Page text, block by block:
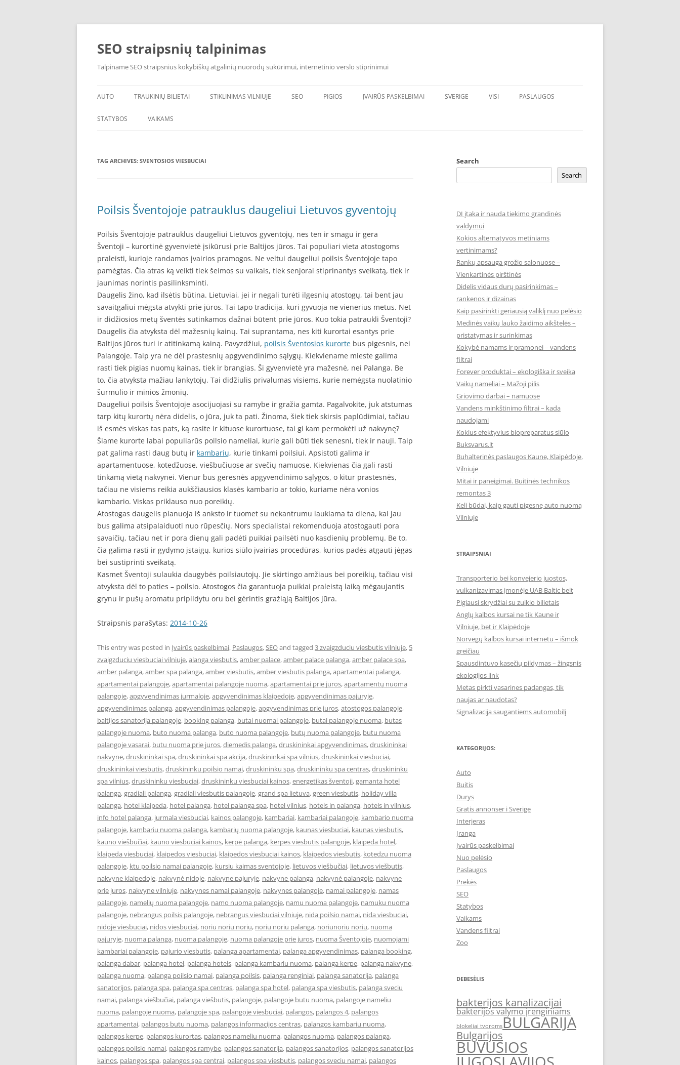
Skip
SEO straipsnių talpinimas
Talpiname SEO straipsnius kokybiškų atgalinių nuorodų sukūrimui, internetinio verslo stiprinimui
AUTO
AUTO SIGNALIZACIJA
TRAUKINIŲ BILIETAI STIKLINIMAS VILNIUJE SEO PIGIOS ĮVAIRŪS PASKELBIMAI SVERIGE VISI PASLAUGOS
STATYBOS VAIKAMS
TAG ARCHIVES: SVENTOSIOS VIESBUCIAI
Poilsis Šventojoje patrauklus daugeliui Lietuvos gyventojų
Poilsis Šventojoje patrauklus daugeliui Lietuvos gyventojų, nes ten ir smagu ir gera
Šventoji – kurortinė gyvenvietė įsikūrusi prie Baltijos jūros. Tai populiari vieta atostogoms
praleisti, kurioje randamos įvairios pramogos. Ne veltui daugeliui poilsis Šventojoje tapo
pamėgtas. Čia atras ką veikti tiek šeimos su vaikais, tiek senjorai stiprinantys sveikatą, tiek ir
jaunimas norintis pasilinksminti.
Daugelis žino, kad ilsėtis būtina. Lietuviai, jei ir negali turėti ilgesnių atostogų, tai bent jau
savaitgaliui mėgsta atvykti prie jūros. Tai tapo tradicija, kuri gyvuoja ne vienerius metus. Net
ir didžiosios metų šventės sutinkamos dažnai būtent prie jūros. Kuo tokia patraukli Šventoji?
Daugelis čia atvyksta dėl mažesnių kainų. Tai suprantama, nes kiti kurortai esantys prie
Baltijos jūros turi ir atitinkamą kainą. Pavyzdžiui, poilsis Šventosios kurorte bus pigesnis, nei
Palangoje. Taip yra ne dėl prastesnių apgyvendinimo sąlygų. Kiekviename mieste galima
rasti tiek pigias nuomų kainas, tiek ir brangias. Ši gyvenvietė yra mažesnė, nei Palanga. Be
to, čia atvyksta mažiau lankytojų. Tai didžiulis privalumas visiems, kurie nemėgsta nuolatinio
šurmulio ir minios žmonių.
Daugeliui poilsis Šventojoje asocijuojasi su ramybe ir gražia gamta. Pagalvokite, juk atstumas
tarp kitų kurortų nėra didelis, o jūra, juk ta pati. Žinoma, šiek tiek skirsis paplūdimiai, tačiau
iš esmės viskas tas pats, ką rasite ir kituose kurortuose, tai gi kam permokėti už nakvynę?
Šiame kurorte labai populiarūs poilsio nameliai, kurie gali būti tiek senesni, tiek ir nauji. Taip
pat galima rasti daug butų ir kambarių, kurie tinkami poilsiui. Apsistoti galima ir
apartamentuose, kotedžuose, viešbučiuose ar svečių namuose. Kiekvienas čia gali rasti
tinkamą vietą nakvynei. Vienur bus geresnės apgyvendinimo sąlygos, o kitur prastesnės,
tačiau ne visiems reikia aukščiausios klasės kambario ar tokio, kuriame nėra vonios
kambario. Viskas priklauso nuo poreikių.
Atostogas daugelis planuoja iš anksto ir tuomet su nekantrumu laukiama ta diena, kai jau
bus galima atsipalaiduoti nuo rūpesčių. Nors specialistai rekomenduoja atostogauti pora
savaičių, tačiau net ir pora dienų gali padėti puikiai pailsėti nuo kasdienių problemų. Be to,
čia galima rasti ir gydymo įstaigų, kurios siūlo įvairias procedūras, kurios padės atgauti jėgas
bei sustiprinti sveikatą.
Kasmet Šventoji sulaukia daugybės poilsiautojų. Jie skirtingo amžiaus bei poreikių, tačiau visi
atvyksta dėl to paties – poilsio. Atostogos čia garantuoja puikiai praleistą laiką mėgaujantis
grynu ir pušų aromatu pripildytu oru bei gėrintis gražiąją Baltijos jūra.
Straipsnis parašytas: 2014-10-26
This entry was posted in Įvairūs paskelbimai, Paslaugos,SEOand tagged 3 zvaigzduciu viesbutis vilniuje, 5
zvaigzduciu viesbuciai vilniuje,alanga viesbutis,amber palace,amber palace palanga,amber palace spa,
amber palanga,amber spa palanga,amber viesbutis,amber viesbutis palanga,apartamentai palanga,
apartamentai palangoje,apartamentai palangoje nuoma,apartamentai prie juros,apartamentų nuoma
palangoje,apgyvendinimas jurmaloje,apgyvendinimas klaipedoje,apgyvendinimas pajuryje,
apgyvendinimas palanga,apgyvendinimas palangoje,apgyvendinimas prie juros,atostogos palangoje,
baltijos sanatorija palangoje, booking palanga, butai nuomai palangoje, butai palangoje nuoma, butas
palangoje nuoma, buto nuoma palanga, buto nuoma palangoje, butų nuoma palangoje, butu nuoma
palangoje vasarai, butu nuoma prie juros,diemedis palanga,druskininkai apgyvendinimas,druskininkai
nakvyne,druskininkai spa,druskininkai spa akcija,druskininkai spa vilnius,druskininkai viesbuciai,
druskininkai viesbutis,druskininku poilsio namai,druskininku spa,druskininku spa centras,druskininku
spa vilnius,druskininku viesbuciai,druskininku viesbuciai kainos,energetikas šventoji,gamanta hotel
palanga,gradiali palanga,gradiali viesbutis palangoje,grand spa lietuva,green viesbutis, holiday villa
palanga, hotel klaipeda, hotel palanga, hotel palanga spa, hotel vilnius, hotels in palanga, hotels in vilnius,
info hotel palanga, jurmala viesbuciai, kainos palangoje, kambariai, kambariai palangoje, kambario nuoma
palangoje, kambariu nuoma palanga, kambarių nuoma palangoje, kaunas viesbuciai, kaunas viesbutis,
kauno viešbučiai, kauno viesbuciai kainos, kerpė palanga, kerpes viesbutis palangoje, klaipeda hotel,
klaipeda viesbuciai, klaipedos viesbuciai, klaipedos viesbuciai kainos, klaipedos viesbutis, kotedzu nuoma
palangoje, ktu poilsio namai palangoje, kursiu kaimas sventojoje, lietuvos viešbučiai, lietuvos viešbutis,
nakvyne klaipedoje, nakvynė nidoje, nakvyne pajuryje, nakvyne palanga, nakvynė palangoje, nakvyne
prie juros, nakvyne vilniuje, nakvynes namai palangoje, nakvynes palangoje, namai palangoje, namas
palangoje, namelių nuoma palangoje, namo nuoma palangoje, namu nuoma palangoje, namuku nuoma
palangoje, nebrangus poilsis palangoje, nebrangus viesbuciai vilniuje, nida poilsio namai, nida viesbuciai,
nidoje viesbuciai, nidos viesbuciai, noriu noriu noriu, noriu noriu palanga, noriunoriu noriu, nuoma
pajuryje, nuoma palanga, nuoma palangoje, nuoma palangoje prie juros, nuoma Šventojoje, nuomojami
kambariai palangoje, pajurio viesbutis, palanga apartamentai, palanga apgyvendinimas, palanga booking,
palanga dabar, palanga hotel, palanga hotels, palanga kambariu nuoma, palanga kerpe, palanga nakvyne,
palanga nuoma, palanga poilsio namai, palanga poilsis, palanga renginiai, palanga sanatorija, palanga
sanatorijos, palanga spa, palanga spa centras, palanga spa hotel, palanga spa viesbutis, palanga sveciu
namai, palanga viešbučiai, palanga viešbutis, palangoje, palangoje butu nuoma, palangoje nameliu
nuoma, palangoje nuoma, palangoje spa, palangoje viesbuciai, palangos, palangos 4, palangos
apartamentai, palangos butu nuoma, palangos informacijos centras, palangos kambariu nuoma,
palangos kerpe, palangos kurortas, palangos nameliu nuoma, palangos nuoma, palangos palanga,
palangos poilsio namai, palangos ramybe, palangos sanatorija, palangos sanatorijos, palangos sanatorijos
kainos, palangos spa, palangos spa centrai, palangos spa viesbutis, palangos sveciu namai, palangos
Search
Search
DI įtaka ir nauda tiekimo grandinės
valdymui
Kokios alternatyvos metiniams
vertinimams?
Rankų apsauga grožio salonuose –
Vienkartinės pirštinės
Didelis vidaus durų pasirinkimas –
rankenos ir dizainas
Kaip pasirinkti geriausią valiklį nuo pelėsio
Medinės vaikų lauko žaidimo aikštelės –
pristatymas ir surinkimas
Kokybė namams ir pramonei – vandens
filtrai
Forever produktai – ekologiška ir sveika
Vaikų nameliai – Mažoji pilis
Griovimo darbai – namuose
Vandens minkštinimo filtrai – kada
naudojami
Kokius efektyvius biopreparatus siūlo
Buksvarus.lt
Buhalterinės paslaugos Kaune, Klaipėdoje,
Vilniuje
Mitai ir paneigimai. Buitinės technikos
remontas 3
Keli būdai, kaip gauti pigesnę auto nuomą
Vilniuje
STRAIPSNIAI
Transporterio bei konvejerio juostos,
vulkanizavimas įmonėje UAB Baltic belt
Pigiausi skrydžiai su zuikio bilietais
Anglų kalbos kursai ne tik Kaune ir
Vilniuje, bet ir Klaipėdoje
Norvegų kalbos kursai internetu – išmok
greičiau
Spausdintuvo kasečių pildymas – žingsnis
ekologijos link
Metas pirkti vasarines padangas, tik
naujas ar naudotas?
Signalizacija saugantiems automobilį
KATEGORIJOS:
Auto
Buitis
Durys
Gratis annonser i Sverige
Interjeras
Įranga
Įvairūs paskelbimai
Nuo pelėsio
Paslaugos
Prekės
SEO
Statybos
Vaikams
Vandens filtrai
Zoo
DEBESĖLIS
bakterijos kanalizacijai
bakterijos valymo įrenginiams
blokeliai tvoromsBULGARIJA
Bulgarijos
BUVUSIOS